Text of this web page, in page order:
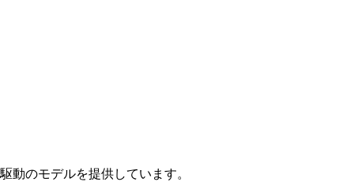
動のモデルを提供しています。